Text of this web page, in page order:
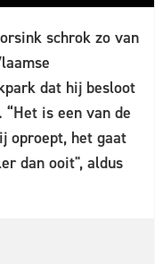
schrok zo van
dat hij besloot
is een van de
oproept, het gaat
dan ooit", aldus